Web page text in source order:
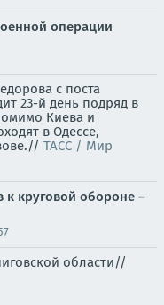
операции
с поста
23-й день подряд в
Киева и
в Одессе,
ТАСС / Мир
к круговой обороне –
области//